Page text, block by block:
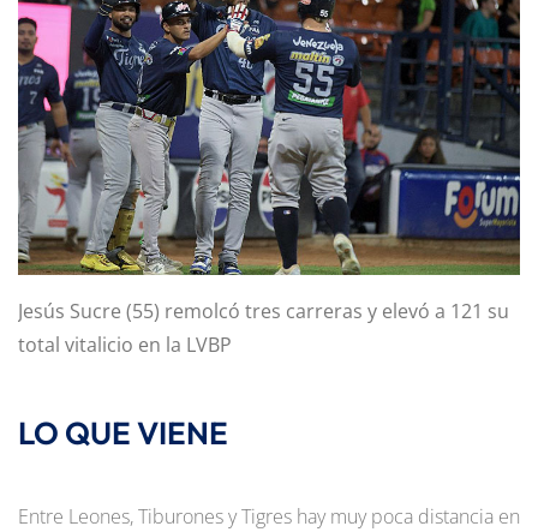
Jesús Sucre (55) remolcó tres carreras y elevó a 121 su
total vitalicio en la LVBP
LO QUE VIENE
Entre Leones, Tiburones y Tigres hay muy poca distancia en